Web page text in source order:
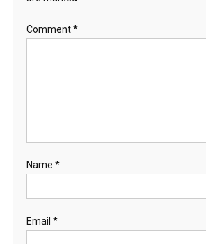
Comment*
Name *
Email *